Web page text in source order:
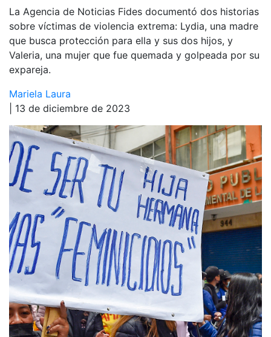
La Agencia de Noticias Fides documentó dos historias
sobre víctimas de violencia extrema: Lydia, una madre
que busca protección para ella y sus dos hijos, y
Valeria, una mujer que fue quemada y golpeada por su
expareja.
Mariela Laura
| 13 de diciembre de 2023